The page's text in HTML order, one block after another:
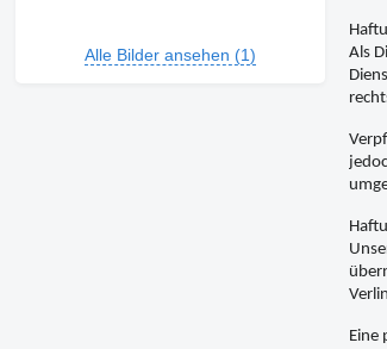
Alle Bilder ansehen (1)
Als
Eine